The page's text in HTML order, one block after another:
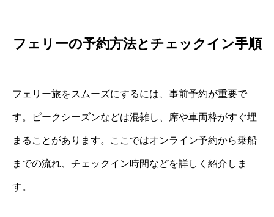
フェリーの予約方法とチェックイン手順
フェリー旅をスムーズにするには、事前予約が重要で
す。ピークシーズンなどは混雑し、席や車両枠がすぐ埋
まることがあります。ここではオンライン予約から乗船
までの流れ、チェックイン時間などを詳しく紹介しま
す。